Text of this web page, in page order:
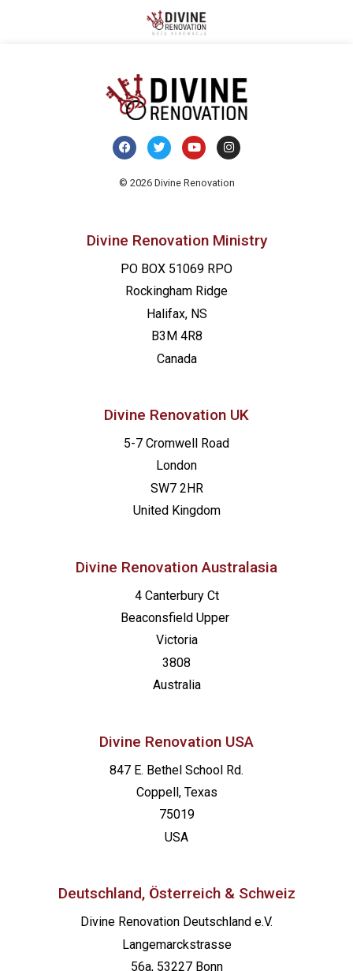
© 2026 Divine Renovation
Divine Renovation Ministry
PO BOX 51069 RPO
Rockingham Ridge
Halifax, NS
B3M 4R8
Canada
Divine Renovation UK
5-7 Cromwell Road
London
SW7 2HR
United Kingdom
Divine Renovation Australasia
4 Canterbury Ct
Beaconsfield Upper
Victoria
3808
Australia
Divine Renovation USA
847 E. Bethel School Rd.
Coppell, Texas
75019
USA
Deutschland, Österreich & Schweiz
Divine Renovation Deutschland e.V.
Langemarckstrasse
56a, 53227 Bonn